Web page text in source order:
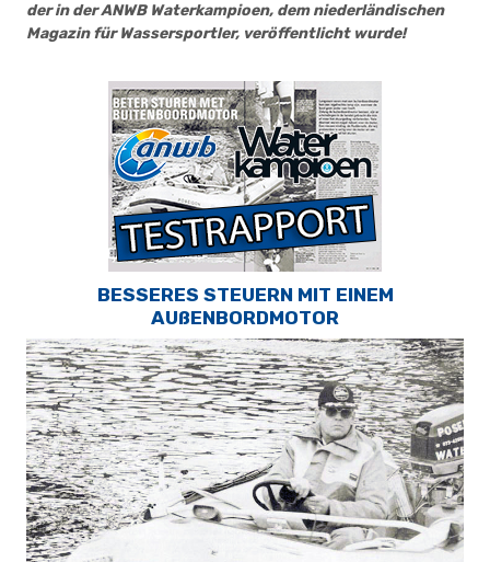
der in der ANWB Waterkampioen, dem niederländischen
Magazin für Wassersportler, veröffentlicht wurde!
BESSERES STEUERN MIT EINEM
AUßENBORDMOTOR